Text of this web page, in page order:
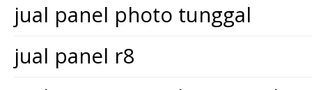
jual panel photo tunggal
jual panel r8